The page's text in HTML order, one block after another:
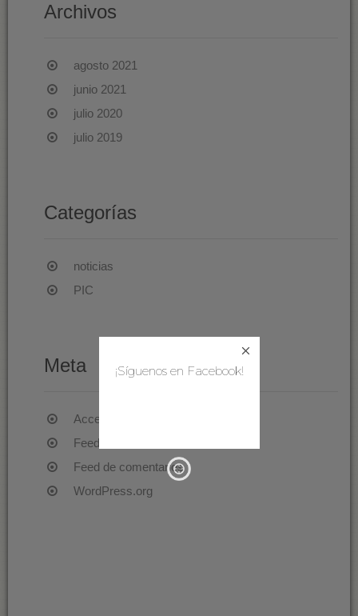
Archivos
agosto 2021
junio 2021
julio 2020
julio 2019
Categorías
noticias
PIC
Meta
Acceder
Feed de entradas
Feed de comentarios
WordPress.org
¡Síguenos en Facebook!